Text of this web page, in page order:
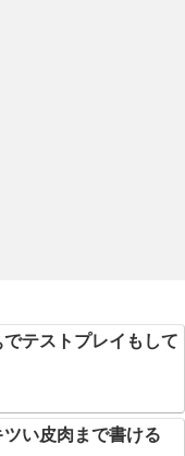
でテストプレイもして
ツい皮肉まで書ける